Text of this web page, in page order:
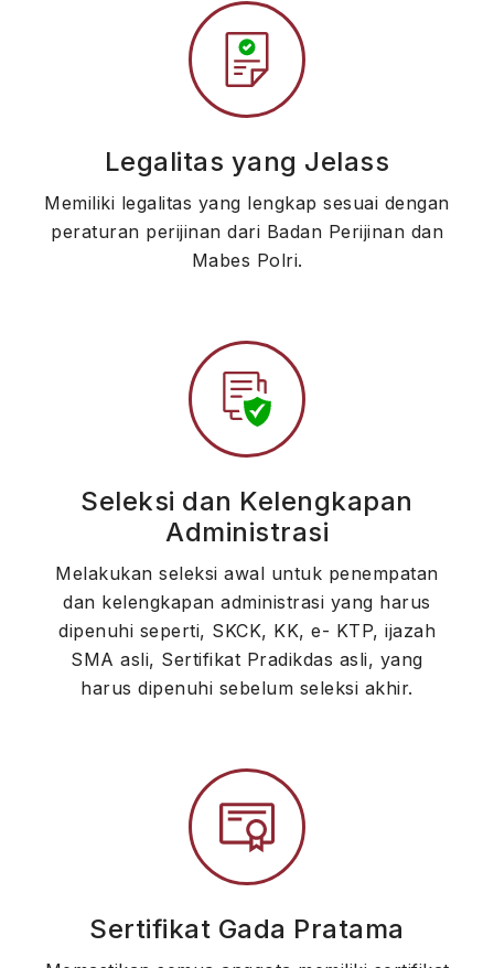
Legalitas yang Jelass
Memiliki legalitas yang lengkap sesuai dengan
peraturan perijinan dari Badan Perijinan dan
Mabes Polri.
Seleksi dan Kelengkapan
Administrasi
Melakukan seleksi awal untuk penempatan
dan kelengkapan administrasi yang harus
dipenuhi seperti, SKCK, KK, e- KTP, ijazah
SMA asli, Sertifikat Pradikdas asli, yang
harus dipenuhi sebelum seleksi akhir.
Sertifikat Gada Pratama